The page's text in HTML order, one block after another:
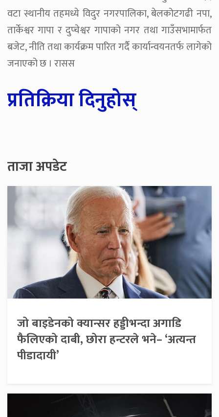
वटा स्थानीय तहमध्ये विदुर नगरपालिका, बेलकोटगढी नपा,
तार्केश्वर गापा र दुप्चेश्वर गापाको नगर तथा गाउँसभामार्फत
बजेट, नीति तथा कार्यक्रम पारित गर्दै कार्यान्वयनतर्फ लागेको
जनाएको छ । रासस
प्रतिक्रिया दिनुहोस्
ताजा अपडेट
जो बाइडेनको क्यान्सर हड्डीभन्दा अगाडि
फैलिएको दाबी, छोरा हन्टरले भने– ‘अत्यन्त
पीडादायी’